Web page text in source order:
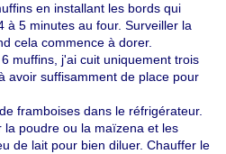
en installant les bords qui
à 5 minutes au four. Surveiller la
cela commence à dorer.
muffins, j'ai cuit uniquement trois
avoir suffisamment de place pour
framboises dans le réfrigérateur.
poudre ou la maïzena et les
de lait pour bien diluer. Chauffer le